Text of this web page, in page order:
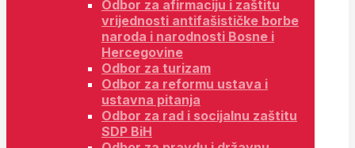
Odbor za afirmaciju i zaštitu
vrijednosti antifašističke borbe
naroda i narodnosti Bosne i
Hercegovine
Odbor za turizam
Odbor za reformu ustava i
ustavna pitanja
Odbor za rad i socijalnu zaštitu
SDP BiH